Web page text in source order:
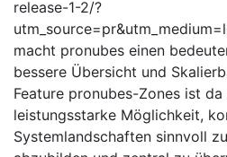
release-1-2/?
macht pronubes einen
bessere Übersicht und
Feature pronubes-Zones ist
leistungsstarke Möglichkeit,
Systemlandschaften sinnvoll